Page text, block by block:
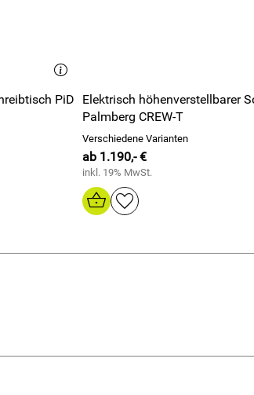
PiD
Elektrisch höhenverstellbarer
Palmberg CREW-T
Verschiedene Varianten
ab 1.190,- €
inkl. 19% MwSt.